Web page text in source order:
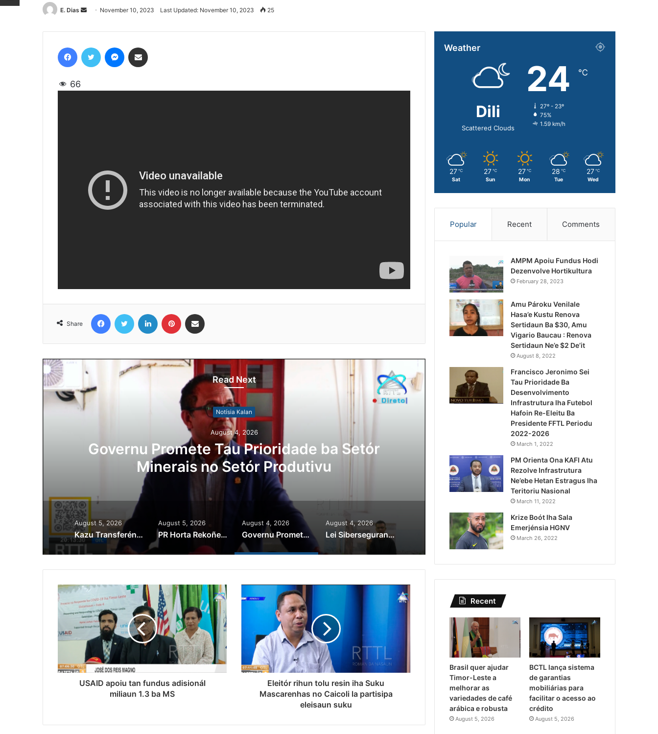
E. Dias
Send
email
November 10, 2023 Last Updated: November 10, 2023 25
66
Share
Read Next
Notísia Kalan
August 4, 2026
Governu Promete Tau Prioridade ba Setór
Minerais no Setór Produtivu
Lei Siberseguransa Ajuda
Kaptura Autór Kriminozu
Estranjeiru
August 5, 2026
Kazu Transferénsia Osan Millaun 42 Husi Singapura, Advogadu Sei Halo Rekursu
August 5, 2026
PR Horta Rekoñese Timoroan Sira Iha Diáspora Nia Kontribuisaun
August 4, 2026
Governu Promete Tau Prioridade ba Setór Minerais no Setór Produtivu
August 4, 2026
Lei Siberseguransa Ajuda Autoridade Polisiál Kaptura Autór Kriminozu ho Paradeiru Iha Estranjeiru
USAID apoiu tan fundus adisionál
miliaun 1.3 ba MS
Eleitór rihun tolu resin iha Suku
Mascarenhas no Caicoli la partisipa
eleisaun suku
Weather
Dili
Scattered Clouds
24 ℃
27º - 23º
75%
1.59 km/h
27 ℃
Sat
27 ℃
Sun
27 ℃
Mon
28 ℃
Tue
27 ℃
Wed
Popular Recent Comments
AMPM Apoiu Fundus Hodi
Dezenvolve Hortikultura
February 28, 2023
Amu Pároku Venilale
Hasa’e Kustu Renova
Sertidaun Ba $30, Amu
Vigario Baucau : Renova
Sertidaun Ne’e $2 De’it
August 8, 2022
Francisco Jeronimo Sei
Tau Prioridade Ba
Desenvolvimento
Infrastrutura Iha Futebol
Hafoin Re-Eleitu Ba
Presidente FFTL Periodu
2022-2026
March 1, 2022
PM Orienta Ona KAFI Atu
Rezolve Infrastrutura
Ne’ebe Hetan Estragus Iha
Teritoriu Nasional
March 11, 2022
Krize Boót Iha Sala
Emerjénsia HGNV
March 26, 2022
Recent
Brasil quer ajudar
Timor-Leste a
melhorar as
variedades de café
arábica e robusta
August 5, 2026
BCTL lança sistema
de garantias
mobiliárias para
facilitar o acesso ao
crédito
August 5, 2026